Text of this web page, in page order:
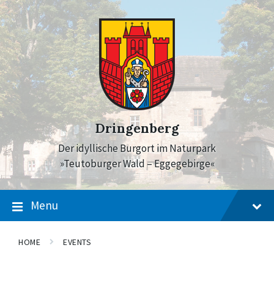
Skip
to
content
Skip
to
main
navigation
Skip
to
footer
Dringenberg
Der idyllische Burgort im Naturpark
»Teutoburger Wald – Eggegebirge«
Menu
HOME EVENTS